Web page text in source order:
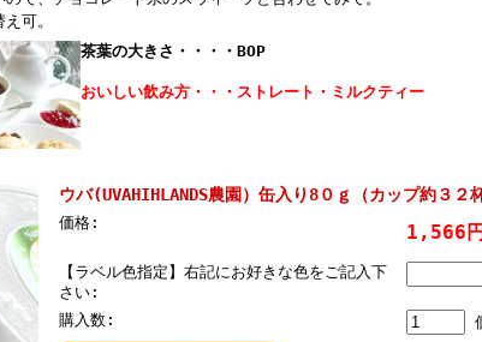
可。
茶葉の大きさ・・・・BOP
おいしい飲み方・・・ストレート・ミルクティー
ウバ(UVAHIHLANDS農園）缶入り8０ｇ（カップ約３２杯
価格: 1,566
【ラベル色指定】右記にお好きな色をご記入下
さい:
購入数: